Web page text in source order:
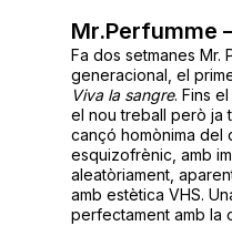
Mr.Perfumme
Fa dos setmanes Mr.
generacional, el
Viva la sangre. Fins
el nou treball però ja
cançó homònima del
esquizofrènic, amb
aleatòriament,
amb estètica VHS.
perfectament amb la